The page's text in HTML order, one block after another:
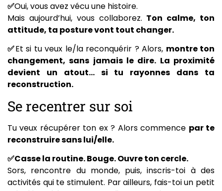
✅Oui, vous avez vécu une histoire.
Mais aujourd’hui, vous collaborez. Ton calme, ton
attitude, ta posture vont tout changer.
✅Et si tu veux le/la reconquérir ? Alors, montre ton
changement, sans jamais le dire. La proximité
devient un atout… si tu rayonnes dans ta
reconstruction.
Se recentrer sur soi
Tu veux récupérer ton ex ? Alors commence par te
reconstruire sans lui/elle.
✅Casse la routine. Bouge. Ouvre ton cercle.
Sors, rencontre du monde, puis, inscris-toi à des
activités qui te stimulent. Par ailleurs, fais-toi un petit